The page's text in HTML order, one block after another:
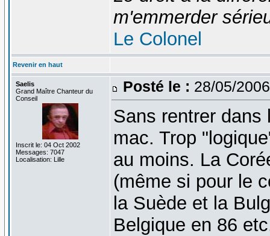
m'emmerder
Le Colonel
Revenir en haut
Saelis
Grand Maître Chanteur du
Conseil
Inscrit le: 04 Oct 2002
Messages: 7047
Localisation: Lille
Posté le : 28/05/
Sans rentrer dans
mac. Trop
au moins. La
(même si pour le
la Suède et la
Belgique en 86